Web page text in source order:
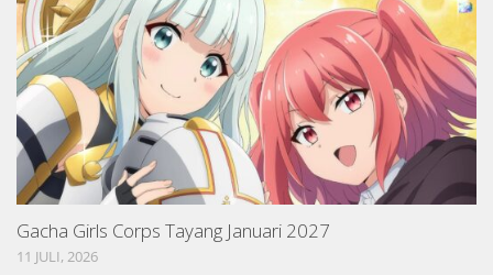
Gacha Girls Corps Tayang Januari 2027
11 JULI, 2026